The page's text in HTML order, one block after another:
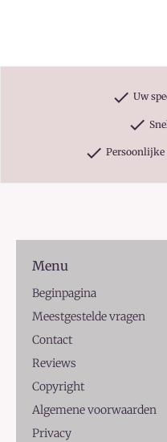
check Uw
check
check Persoonlijke
Menu
Beginpagina
Meestgestelde vragen
Contact
Reviews
Copyright
Algemene voorwaarden
Privacy